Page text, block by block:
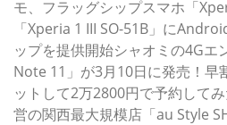
モ、フラッグシップスマホ「
「Xperia 1 III SO-51B」に
ップを提供開始シャオミの4Gエ
Note 11」が3月10日に発売！早
ットして2万2800円で予約して
営の関西最大規模店「au Style